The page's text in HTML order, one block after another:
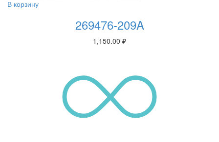
В корзину
269476-209A
1,150.00 ₽